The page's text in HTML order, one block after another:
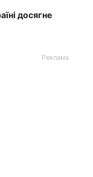
досягне
Реклама